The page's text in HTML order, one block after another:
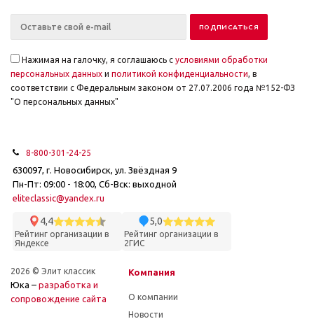
Нажимая на галочку, я соглашаюсь с условиями обработки
персональных данных и политикой конфиденциальности, в
соответствии с Федеральным законом от 27.07.2006 года №152-ФЗ
"О персональных данных"
8-800-301-24-25
630097, г. Новосибирск, ул. Звёздная 9
Пн-Пт: 09:00 - 18:00, Сб-Вск: выходной
eliteclassic@yandex.ru
4,4
Рейтинг организации в
Яндексе
5,0
Рейтинг организации в
2ГИС
2026 © Элит классик
Юка – разработка и
cопровождение сайта
Компания
О компании
Новости